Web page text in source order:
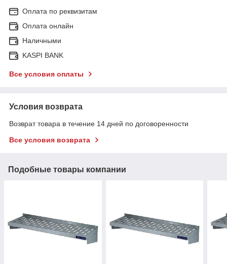
Оплата по реквизитам
Оплата онлайн
Наличными
KASPI BANK
Все условия оплаты
Условия возврата
Возврат товара в течение 14 дней по договоренности
Все условия возврата
Подобные товары компании